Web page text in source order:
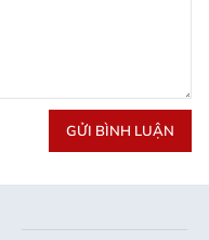
GỬI BÌNH LUẬN